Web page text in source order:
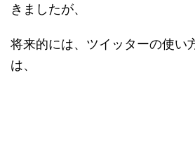
きましたが、
将来的には、ツイッターの使い
は、